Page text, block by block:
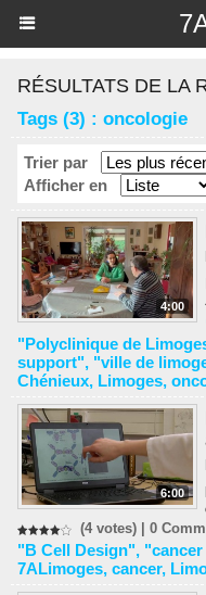
RÉSULTATS DE LA
Tags (3) : oncologie
Trier par
Afficher en
4:00
"Polyclinique de
support", "ville de
Chénieux, Limoges,
6:00
(4 votes) | 0
"B Cell Design",
7ALimoges, cancer,